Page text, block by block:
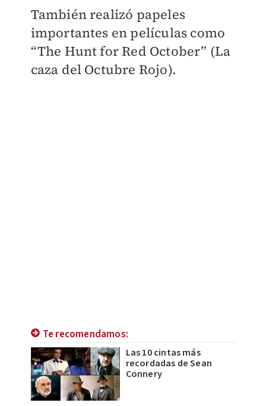
También realizó papeles
importantes en películas como
“The Hunt for Red October” (La
caza del Octubre Rojo).
Te recomendamos:
Las 10 cintas más
recordadas de Sean
Connery